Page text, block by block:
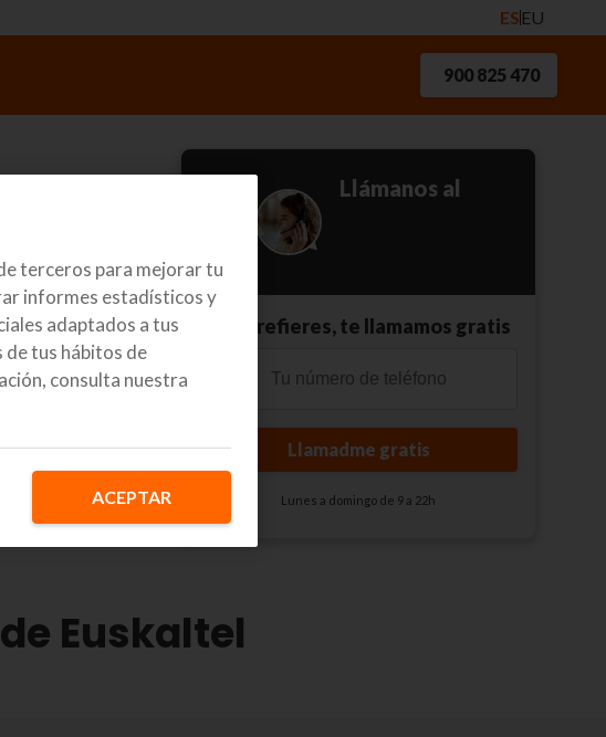
ES EU
900 825 470
Llámanos al
O si prefieres, te llamamos gratis
Llamadme gratis
Lunes a domingo de 9 a 22h
Euskaltel
terceros para mejorar tu
informes estadísticos y
adaptados a tus
de tus hábitos de
consulta nuestra
ACEPTAR